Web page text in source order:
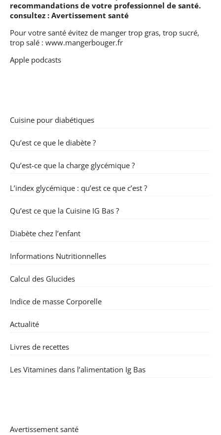
recommandations de votre professionnel de santé.
consultez : Avertissement santé
Pour votre santé évitez de manger trop gras, trop sucré,
trop salé : www.mangerbouger.fr
Apple podcasts
Cuisine pour diabétiques
Qu’est ce que le diabète ?
Qu’est-ce que la charge glycémique ?
L’index glycémique : qu’est ce que c’est ?
Qu’est ce que la Cuisine IG Bas ?
Diabète chez l’enfant
Informations Nutritionnelles
Calcul des Glucides
Indice de masse Corporelle
Actualité
Livres de recettes
Les Vitamines dans l’alimentation Ig Bas
Avertissement santé